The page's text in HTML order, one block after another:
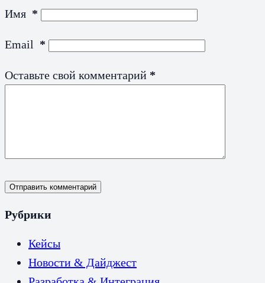
Имя *
Email *
Оставьте свой комментарий *
Отправить комментарий
Рубрики
Кейсы
Новости & Дайджест